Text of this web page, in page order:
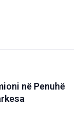
në Penuhë